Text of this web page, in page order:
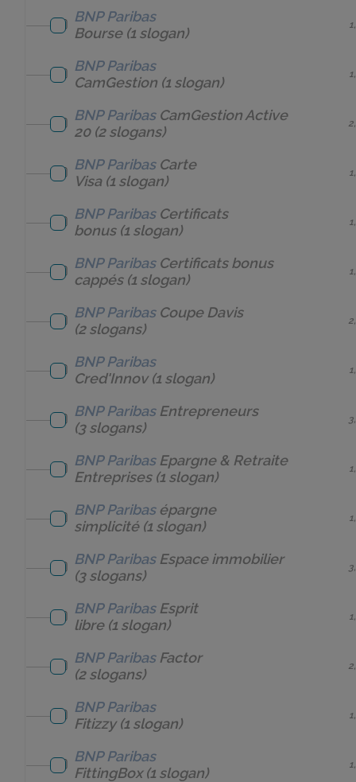
BNP Paribas
Bourse(1 slogan)
BNP Paribas
CamGestion (1 slogan)
BNP Paribas CamGestion Active
20(2 slogans)
BNP Paribas Carte
Visa(1 slogan)
BNP Paribas Certificats
bonus(1 slogan)
BNP Paribas Certificats bonus
cappés(1 slogan)
BNP Paribas Coupe Davis
(2 slogans)
BNP Paribas
Cred'Innov(1 slogan)
BNP Paribas Entrepreneurs
(3 slogans)
BNP Paribas Epargne & Retraite
Entreprises(1 slogan)
BNP Paribas épargne
simplicité(1 slogan)
BNP Paribas Espace immobilier
(3 slogans)
BNP Paribas Esprit
libre(1 slogan)
BNP Paribas Factor
(2 slogans)
BNP Paribas
Fitizzy(1 slogan)
BNP Paribas
FittingBox(1 slogan)